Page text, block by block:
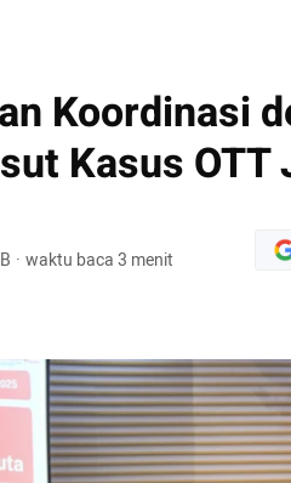
Koordinasi
Kasus OTT
· waktu baca 3 menit